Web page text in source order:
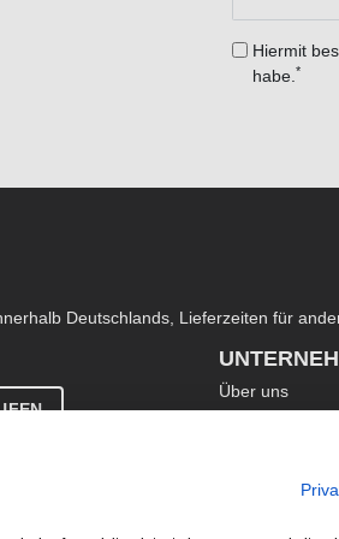
Hiermit
habe. *
Deutschlands, Lieferzeiten für
Über uns
Kontakt
Ergänzende